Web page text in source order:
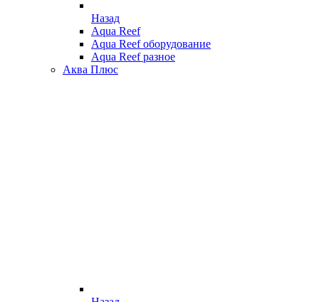
Назад
Aqua Reef
Aqua Reef оборудование
Aqua Reef разное
Аква Плюс